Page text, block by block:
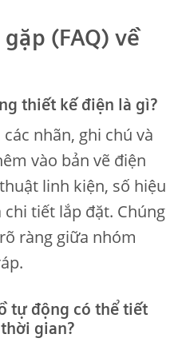
(FAQ) về
thiết kế điện là gì?
nhãn, ghi chú và
vào bản vẽ điện
linh kiện, số hiệu
tiết lắp đặt. Chúng
ràng giữa nhóm
tự động có thể tiết
gian?